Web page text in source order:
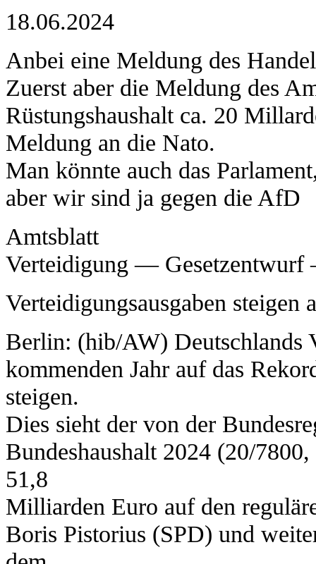
18.06.2024
Anbei eine Meldung des
Zuerst aber die Meldung des
Rüstungshaushalt ca. 20
Meldung an die Nato.
Man könnte auch das
aber wir sind ja gegen die AfD
Amtsblatt
Verteidigung —
Verteidigungsausgaben
Berlin: (hib/AW) Deutschlands
kommenden Jahr auf das
steigen.
Dies sieht der von der
Bundeshaushalt 2024 (20/
51,8
Milliarden Euro auf den
Boris Pistorius (SPD) und